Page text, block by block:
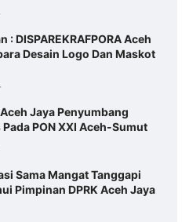
: DISPAREKRAFPORA Aceh
Desain Logo Dan Maskot
Jaya Penyumbang
PON XXI Aceh-Sumut
Sama Mangat Tanggapi
Pimpinan DPRK Aceh Jaya